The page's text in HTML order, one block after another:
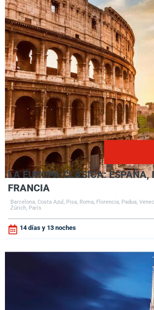
LA EUROPA CLÁSICA: ESPAÑA,
FRANCIA
Barcelona, Costa Azul, Pisa, Roma, Florencia, Padua,
Zúrich, París
14 días y 13 noches